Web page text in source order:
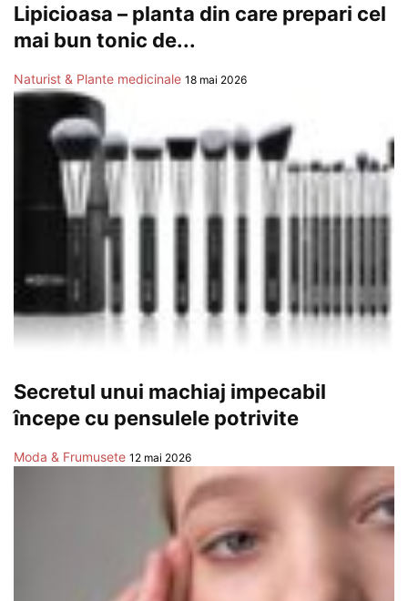
Lipicioasa – planta din care prepari cel
mai bun tonic de...
Naturist & Plante medicinale 18 mai 2026
Secretul unui machiaj impecabil
începe cu pensulele potrivite
Moda & Frumusete 12 mai 2026